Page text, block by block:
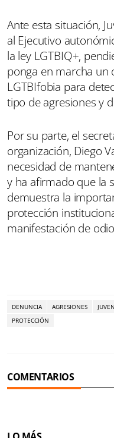
Ante esta situación,
al Ejecutivo
la ley LGTBIQ+,
ponga en marcha un
LGTBIfobia para
tipo de agresiones y
Por su parte, el
organización, Diego
necesidad de
y ha afirmado que la
demuestra la
protección
manifestación de
DENUNCIA AGRESIONES
PROTECCIÓN
COMENTARIOS